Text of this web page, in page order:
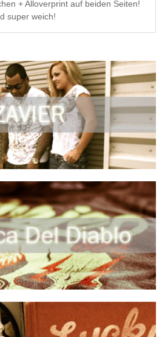
+ Alloverprint auf beiden Seiten!
super weich!